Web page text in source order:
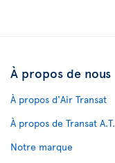
À propos de nous
À propos d'Air Transat
À propos de Transat A.T.
Notre marque